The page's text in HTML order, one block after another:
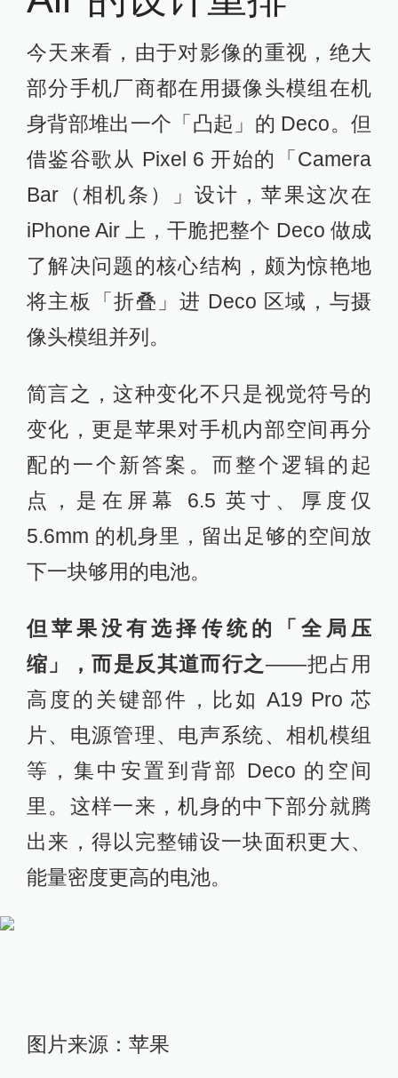
今天来看，由于对影像的重视，绝大
部分手机厂商都在用摄像头模组在机
身背部堆出一个「凸起」的 Deco。但
借鉴谷歌从 Pixel 6 开始的「Camera
Bar（相机条）」设计，苹果这次在
iPhone Air 上，干脆把整个 Deco 做成
了解决问题的核心结构，颇为惊艳地
将主板「折叠」进 Deco 区域，与摄
像头模组并列。
简言之，这种变化不只是视觉符号的
变化，更是苹果对手机内部空间再分
配的一个新答案。而整个逻辑的起
点，是在屏幕 6.5 英寸、厚度仅
5.6mm 的机身里，留出足够的空间放
下一块够用的电池。
但苹果没有选择传统的「全局压
缩」，而是反其道而行之——把占用
高度的关键部件，比如 A19 Pro 芯
片、电源管理、电声系统、相机模组
等，集中安置到背部 Deco 的空间
里。这样一来，机身的中下部分就腾
出来，得以完整铺设一块面积更大、
能量密度更高的电池。
图片来源：苹果